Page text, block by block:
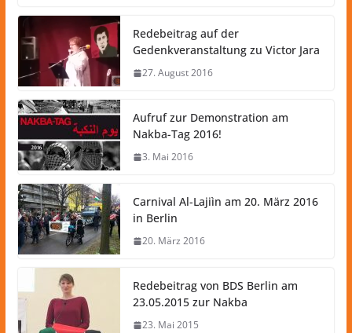
Redebeitrag auf der
Gedenkveranstaltung zu Victor Jara
27. August 2016
Aufruf zur Demonstration am
Nakba-Tag 2016!
3. Mai 2016
Carnival Al-Lajiìn am 20. März 2016
in Berlin
20. März 2016
Redebeitrag von BDS Berlin am
23.05.2015 zur Nakba
23. Mai 2015